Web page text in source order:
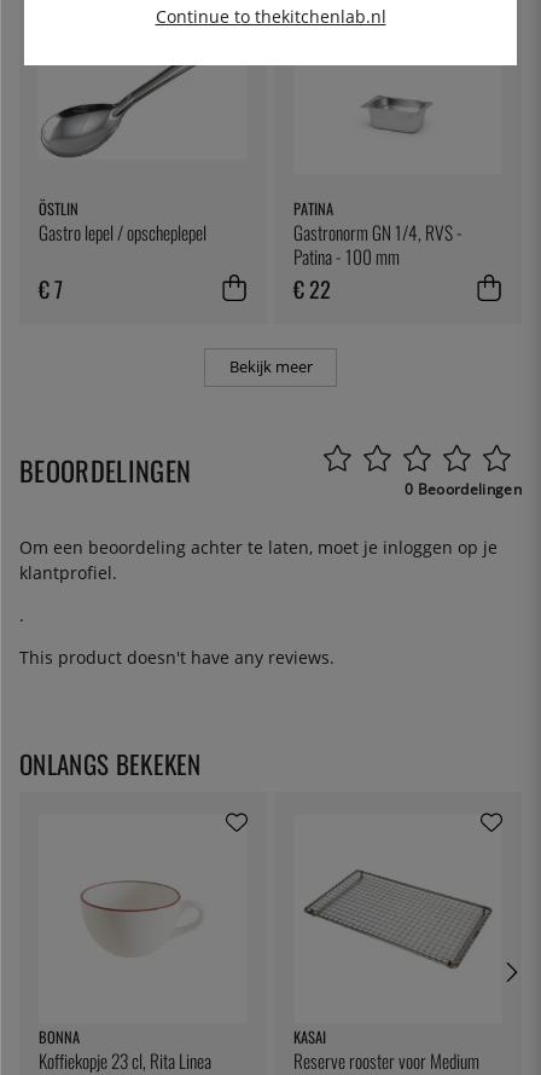
ÖSTLIN
Gastro lepel / opscheplepel
€ 7
PATINA
Gastronorm GN 1/4, RVS -
Patina - 100 mm
€ 22
Bekijk meer
BEOORDELINGEN 0 Beoordelingen
Om een beoordeling achter te laten, moet je inloggen op je
klantprofiel.
.
This product doesn't have any reviews.
ONLANGS BEKEKEN
BONNA
Koffiekopje 23 cl, Rita Linea
KASAI
Reserve rooster voor Medium
Continue to thekitchenlab.nl